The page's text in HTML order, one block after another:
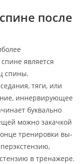
после
яв­ля­ет­ся
спины.
тяги, или
ин­нер­ви­рую­щее
буквально
можно закачкой
тре­ни­ров­ки вы­
в тренажере.